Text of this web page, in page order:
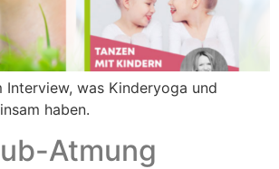
Interview, was Kinderyoga und
haben.
Atmung